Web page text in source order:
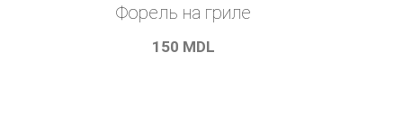
Форель на гриле
150 MDL